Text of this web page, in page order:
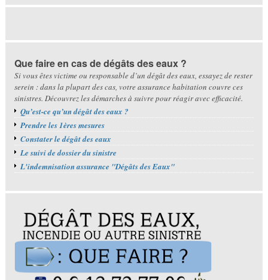
Que faire en cas de dégâts des eaux ?
Si vous êtes victime ou responsable d’un dégât des eaux, essayez de rester
serein : dans la plupart des cas, votre assurance habitation couvre ces
sinistres. Découvrez les démarches à suivre pour réagir avec efficacité.
Qu’est-ce qu’un dégât des eaux ?
Prendre les 1ères mesures
Constater le dégât des eaux
Le suivi de dossier du sinistre
L'indemnisation assurance "Dégâts des Eaux"